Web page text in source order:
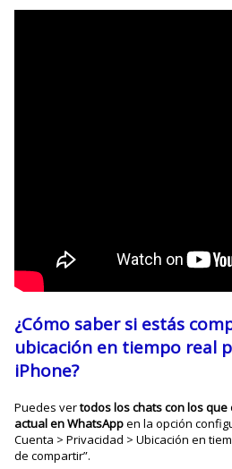
¿Cómo saber si estás
ubicación en tiempo real
iPhone?
Puedes vertodos los chats con los
actual en WhatsAppen la opción
Cuenta > Privacidad > Ubicación en
de compartir”.